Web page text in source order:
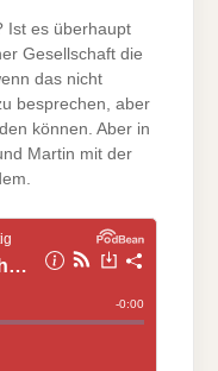
Ist es überhaupt
Gesellschaft die
das nicht
besprechen, aber
können. Aber in
Martin mit der